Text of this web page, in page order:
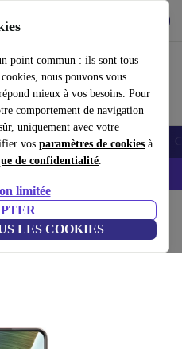
point commun : ils sont tous
nous pouvons vous
mieux à vos besoins. Pour
comportement de navigation
uniquement avec votre
vos paramètres de cookies à
de confidentialité.
limitée
LES COOKIES
Montres connectées Accessoires
IPHONEDEAL -